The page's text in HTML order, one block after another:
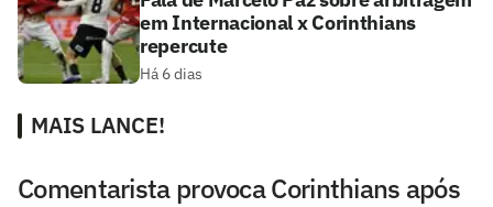
em Internacional x Corinthians
repercute
Há 6 dias
MAIS LANCE!
Comentarista provoca Corinthians após